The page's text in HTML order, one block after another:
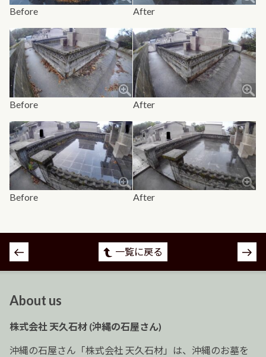
Before After
Before After
Before After
投
稿
ゲ
ー
ョ
一覧に戻る
About us
株式会社 天久石材 (沖縄の石屋さん)
沖縄の石屋さん「株式会社 天久石材」は、沖縄のお墓を